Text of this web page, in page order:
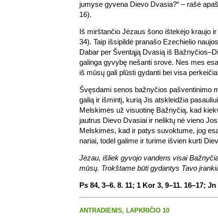
jumyse gyvena Dievo Dvasia?“ – rašė
16).
Iš mirštančio Jėzaus šono ištekėjo kraujo
34). Taip išsipildė pranašo Ezechielio
Dabar per Šventąją Dvasią iš
galinga gyvybę nešanti srovė. Nes mes
iš mūsų gali plūsti gydanti bei visa
Švęsdami senos bažnyčios pašventinimo
galią ir išmintį, kurią Jis atskleidžia
Melskimės už visuotinę Bažnyčią, kad
jautrus Dievo Dvasiai ir neliktų nė vieno
Melskimės, kad ir patys suvoktume, jog
nariai, todėl galime ir turime išvien kurti
Jėzau, išliek gyvojo vandens visai
mūsų. Trokštame būti gydantys Tavo
Ps 84, 3–6. 8. 11; 1 Kor 3, 9–11. 16–17; Jn
ANTRADIENIS, LAPKRIČIO 10